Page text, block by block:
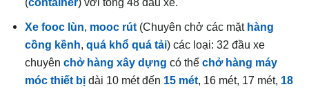
Xe fooc lùn, mooc rút (Chuyên chở các mặt hàng
cồng kềnh,quá khổ quá tải) các loại: 32 đầu xe
chuyênchở hàng xây dựng có thểchở hàng máy
móc thiết bị dài 10 mét đến 15 mét, 16 mét, 17 mét, 18